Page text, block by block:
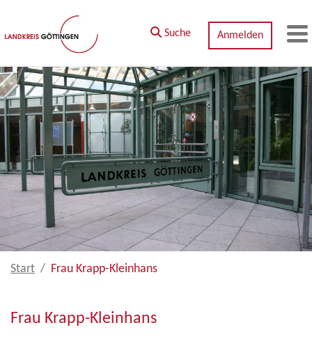
Zum Hauptinhalt springen
Suche Anmelden
Start Frau Krapp-Kleinhans
Frau Krapp-Kleinhans